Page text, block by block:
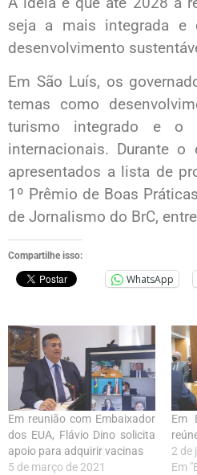
seja a mais integrada e
desenvolvimento
Em São Luís, os
temas como
turismo integrado e o
internacionais. Durante o
apresentados a lista de
1º Prêmio de Boas
de Jornalismo do BrC,
Compartilhe isso:
WhatsApp
Em reunião com Embaixador
dos EUA, Flávio Dino solicita
apoio para adquirir vacinas
5 de março de 2021
Em
2 de
Em